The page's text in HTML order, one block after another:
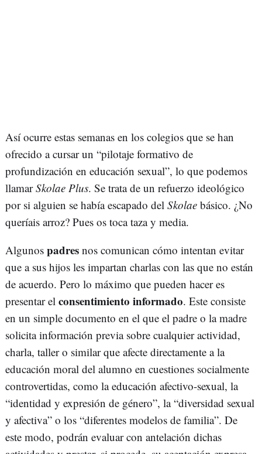
Así ocurre estas semanas en los colegios que se han
ofrecido a cursar un “pilotaje formativo de
profundización en educación sexual”, lo que podemos
llamarSkolae Plus. Se trata de un refuerzo ideológico
por si alguien se había escapado del Skolae básico. ¿No
queríais arroz? Pues os toca taza y media.
Algunos padres nos comunican cómo intentan evitar
que a sus hijos les impartan charlas con las que no están
de acuerdo. Pero lo máximo que pueden hacer es
presentar el consentimiento informado. Este consiste
en un simple documento en el que el padre o la madre
solicita información previa sobre cualquier actividad,
charla, taller o similar que afecte directamente a la
educación moral del alumno en cuestiones socialmente
controvertidas, como la educación afectivo-sexual, la
“identidad y expresión de género”, la “diversidad sexual
y afectiva” o los “diferentes modelos de familia”. De
este modo, podrán evaluar con antelación dichas